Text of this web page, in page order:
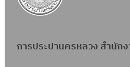
การประปานครหลวง สำนัก